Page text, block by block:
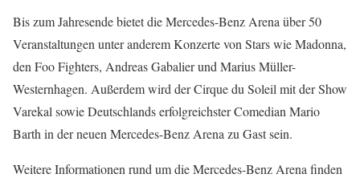
Bis zum Jahresende bietet die Mercedes-Benz Arena über 50
Veranstaltungen unter anderem Konzerte von Stars wie Madonna,
den Foo Fighters, Andreas Gabalier und Marius Müller-
Westernhagen. Außerdem wird der Cirque du Soleil mit der Show
Varekal sowie Deutschlands erfolgreichster Comedian Mario
Barth in der neuen Mercedes-Benz Arena zu Gast sein.
Weitere Informationen rund um die Mercedes-Benz Arena finden